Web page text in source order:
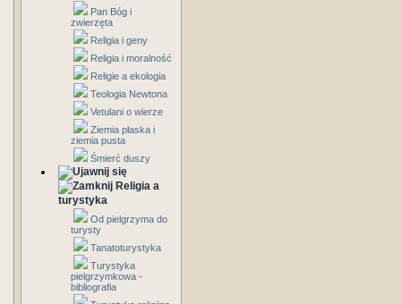
Pan Bóg i
zwierzęta
Religia i geny
Religia i moralność
Religie a ekologia
Teologia Newtona
Vetulani o wierze
Ziemia płaska i
ziemia pusta
Śmierć duszy
Religia a
turystyka
Od pielgrzyma do
turysty
Tanatoturystyka
Turystyka
pielgrzymkowa -
bibliografia